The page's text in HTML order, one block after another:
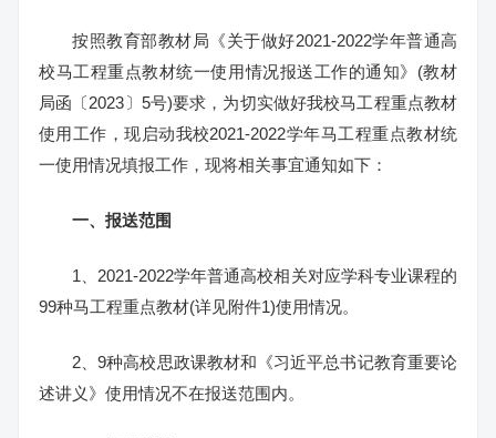
按照教育部教材局《关于做好2021-2022学年普通高
校马工程重点教材统一使用情况报送工作的通知》(教材
局函〔2023〕5号)要求，为切实做好我校马工程重点教材
使用工作，现启动我校2021-2022学年马工程重点教材统
一使用情况填报工作，现将相关事宜通知如下：
一、报送范围
1、2021-2022学年普通高校相关对应学科专业课程的
99种马工程重点教材(详见附件1)使用情况。
2、9种高校思政课教材和《习近平总书记教育重要论
述讲义》使用情况不在报送范围内。